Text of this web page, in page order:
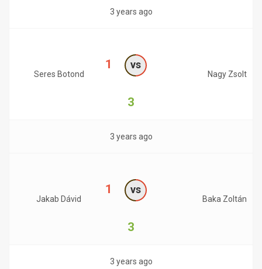
3 years ago
Seres Botond
1 vs
3
Nagy Zsolt
3 years ago
Jakab Dávid
1 vs
3
Baka Zoltán
3 years ago